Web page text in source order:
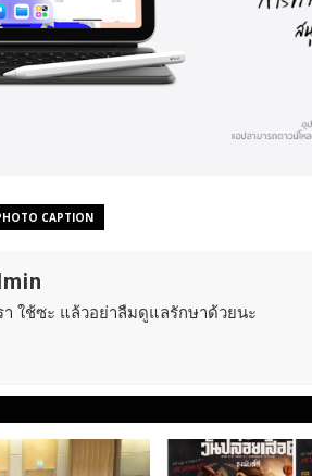
CAPTION
า ใช้ซะ แล้วอย่าลืมดูแลรักษาด้วยนะ